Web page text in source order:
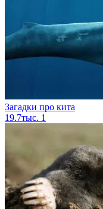
Загадки про кита
19.7тыс. 1